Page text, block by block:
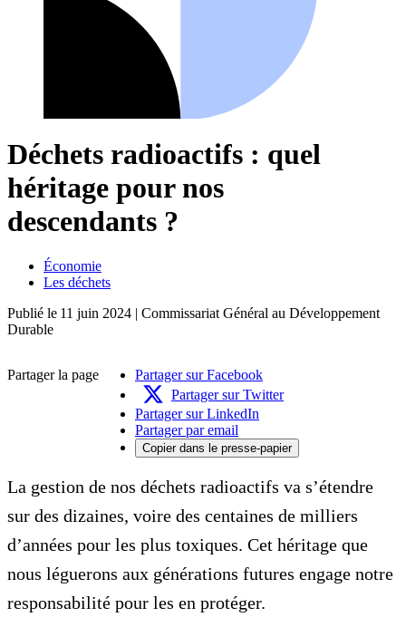
Déchets radioactifs : quel
héritage pour nos
descendants ?
Économie
Les déchets
Publié le 11 juin 2024 | Commissariat Général au Développement
Durable
Partager la page
Partager sur Facebook
Partager sur Twitter
Partager sur LinkedIn
Partager par email
Copier dans le presse-papier
La gestion de nos déchets radioactifs va s’étendre
sur des dizaines, voire des centaines de milliers
d’années pour les plus toxiques. Cet héritage que
nous léguerons aux générations futures engage notre
responsabilité pour les en protéger.